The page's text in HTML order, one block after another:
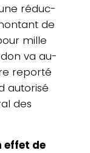
réduc­
de
mille
va au-
reporté
auto­ri­sé
des
effet de